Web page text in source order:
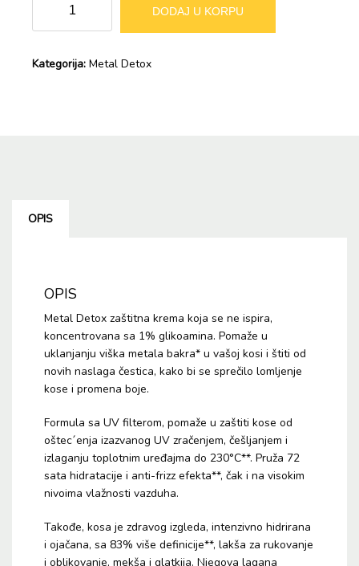
Professionnel
-
Expert
DODAJ U KORPU
Kategorija: Metal Detox
OPIS
OPIS
Metal Detox zaštitna krema koja se ne ispira,
koncentrovana sa 1% glikoamina. Pomaže u
uklanjanju viška metala bakra* u vašoj kosi i štiti od
novih naslaga čestica, kako bi se sprečilo lomljenje
kose i promena boje.
Formula sa UV filterom, pomaže u zaštiti kose od
oštec´enja izazvanog UV zračenjem, češljanjem i
izlaganju toplotnim uređajma do 230°C**. Pruža 72
sata hidratacije i anti-frizz efekta**, čak i na visokim
nivoima vlažnosti vazduha.
Takođe, kosa je zdravog izgleda, intenzivno hidrirana
i ojačana, sa 83% više definicije**, lakša za rukovanje
i oblikovanje, mekša i glatkija. Njegova lagana